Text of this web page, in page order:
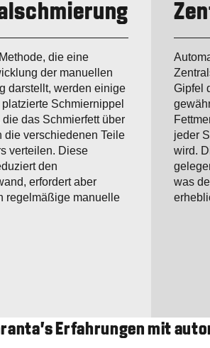
die eine
der manuellen
darstellt, werden einige
Schmiernippel
das Schmierfett über
die verschiedenen Teile
verteilen. Diese
den
erfordert aber
regelmäßige manuelle
Gipfel
jeder
wird.
was
Erfahrungen mit